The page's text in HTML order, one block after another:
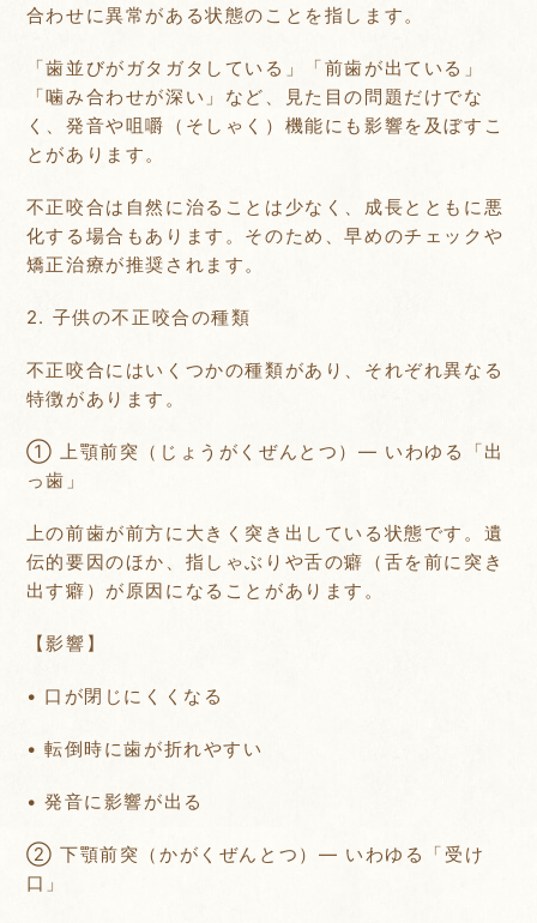
合わせに異常がある状態のことを指します。
「歯並びがガタガタしている」「前歯が出ている」
「噛み合わせが深い」など、見た目の問題だけでな
く、発音や咀嚼（そしゃく）機能にも影響を及ぼすこ
とがあります。
不正咬合は自然に治ることは少なく、成長とともに悪
化する場合もあります。そのため、早めのチェックや
矯正治療が推奨されます。
2. 子供の不正咬合の種類
不正咬合にはいくつかの種類があり、それぞれ異なる
特徴があります。
① 上顎前突（じょうがくぜんとつ）— いわゆる「出
っ歯」
上の前歯が前方に大きく突き出している状態です。遺
伝的要因のほか、指しゃぶりや舌の癖（舌を前に突き
出す癖）が原因になることがあります。
【影響】
• 口が閉じにくくなる
• 転倒時に歯が折れやすい
• 発音に影響が出る
② 下顎前突（かがくぜんとつ）— いわゆる「受け
口」